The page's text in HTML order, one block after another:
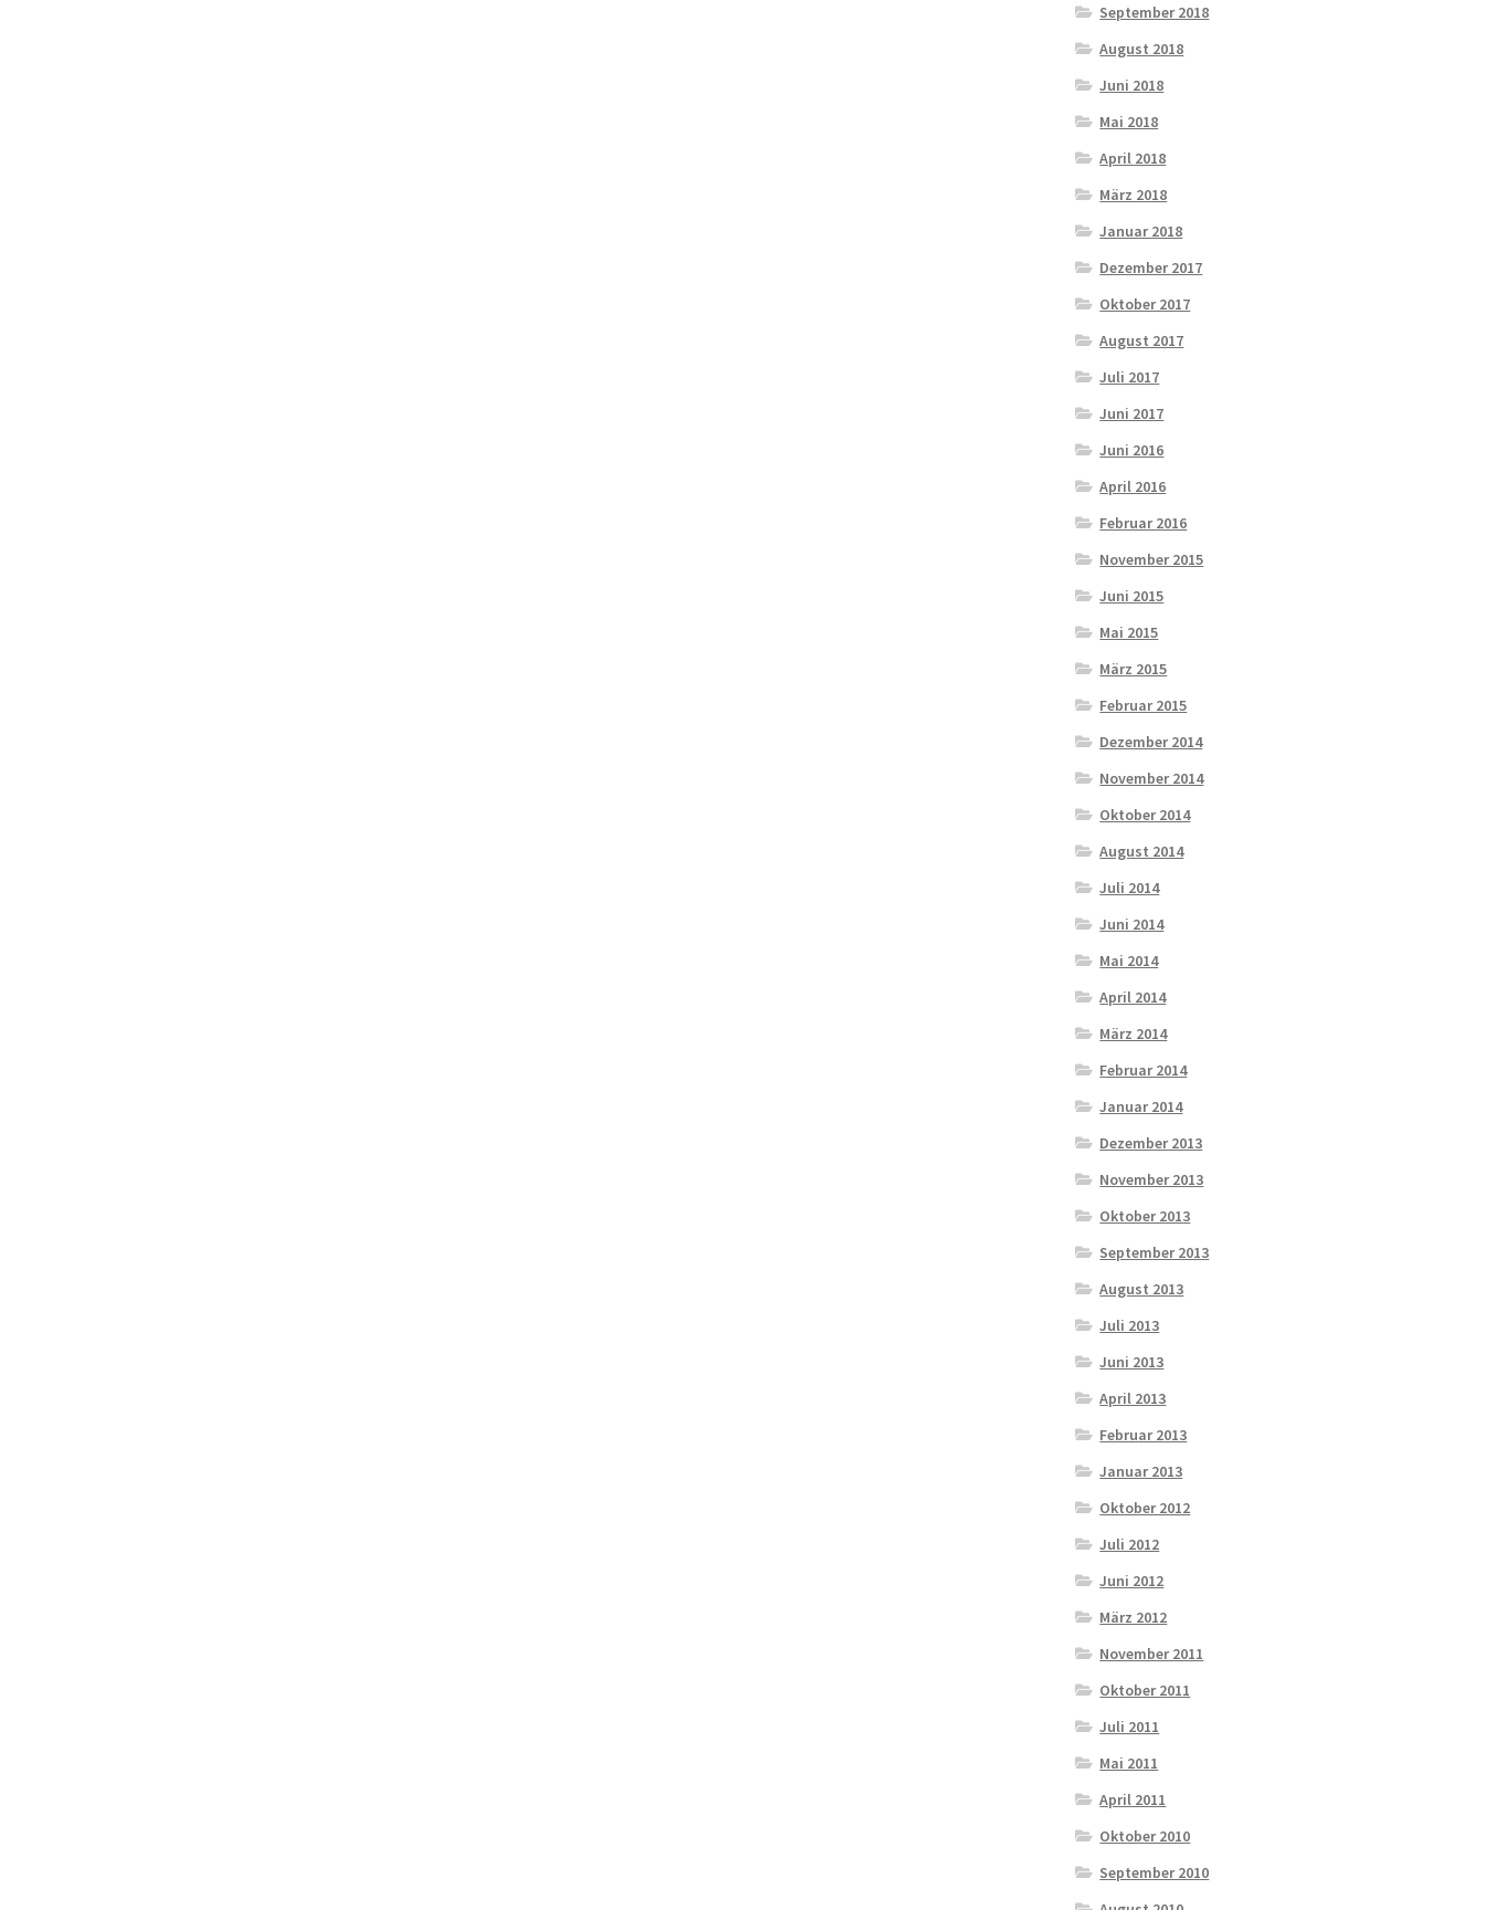
September 2018
August 2018
Juni 2018
Mai 2018
April 2018
März 2018
Januar 2018
Dezember 2017
Oktober 2017
August 2017
Juli 2017
Juni 2017
Juni 2016
April 2016
Februar 2016
November 2015
Juni 2015
Mai 2015
März 2015
Februar 2015
Dezember 2014
November 2014
Oktober 2014
August 2014
Juli 2014
Juni 2014
Mai 2014
April 2014
März 2014
Februar 2014
Januar 2014
Dezember 2013
November 2013
Oktober 2013
September 2013
August 2013
Juli 2013
Juni 2013
April 2013
Februar 2013
Januar 2013
Oktober 2012
Juli 2012
Juni 2012
März 2012
November 2011
Oktober 2011
Juli 2011
Mai 2011
April 2011
Oktober 2010
September 2010